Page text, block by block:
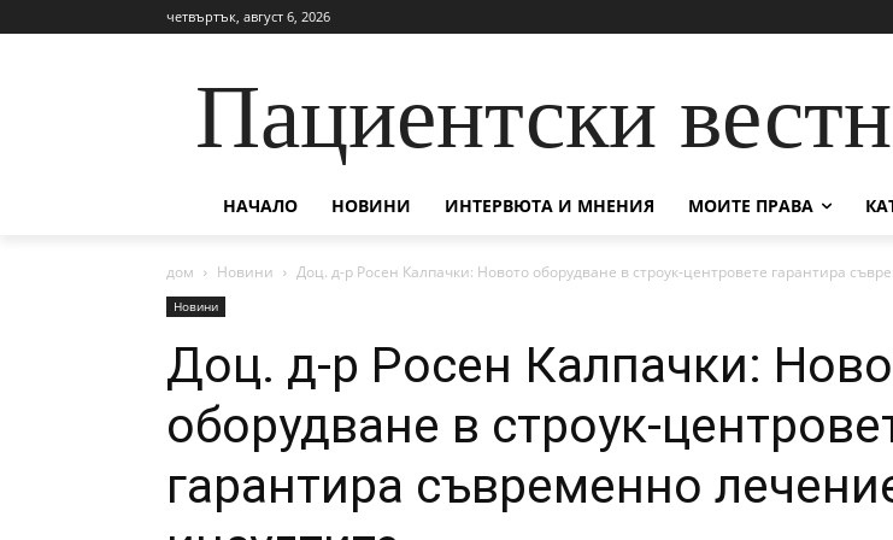
четвъртък, август 6, 2026
Пациентски
НАЧАЛО НОВИНИ ИНТЕРВЮТА И МНЕНИЯ МОИТЕ ПРАВА
дом Новини Доц. д-р Росен Калпачки: Новото оборудване в строук-центровете гарантира
Новини
Доц. д-р Росен Калпачки:
оборудване в строук-
гарантира съвременно